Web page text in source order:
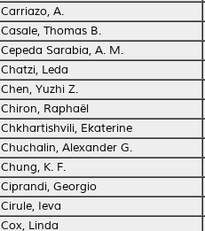
Carriazo, A.
Casale, Thomas B.
Cepeda Sarabia, A. M.
Chatzi, Leda
Chen, Yuzhi Z.
Chiron, Raphaël
Chkhartishvili, Ekaterine
Chuchalin, Alexander G.
Chung, K. F.
Ciprandi, Georgio
Cirule, Ieva
Cox, Linda